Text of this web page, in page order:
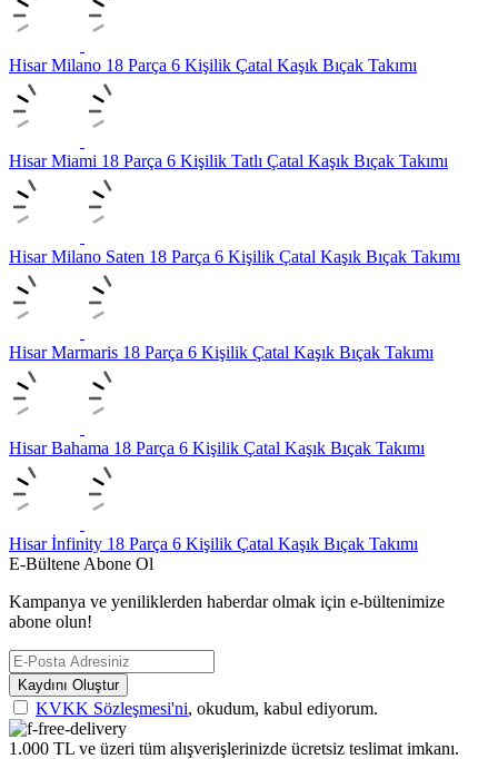
Hisar Milano 18 Parça 6 Kişilik Çatal Kaşık Bıçak Takımı
Hisar Miami 18 Parça 6 Kişilik Tatlı Çatal Kaşık Bıçak Takımı
Hisar Milano Saten 18 Parça 6 Kişilik Çatal Kaşık Bıçak Takımı
Hisar Marmaris 18 Parça 6 Kişilik Çatal Kaşık Bıçak Takımı
Hisar Bahama 18 Parça 6 Kişilik Çatal Kaşık Bıçak Takımı
Hisar İnfinity 18 Parça 6 Kişilik Çatal Kaşık Bıçak Takımı
E-Bültene Abone Ol
Kampanya ve yeniliklerden haberdar olmak için e-bültenimize
abone olun!
Kaydını Oluştur
KVKK Sözleşmesi'ni, okudum, kabul ediyorum.
1.000 TL ve üzeri tüm alışverişlerinizde ücretsiz teslimat imkanı.